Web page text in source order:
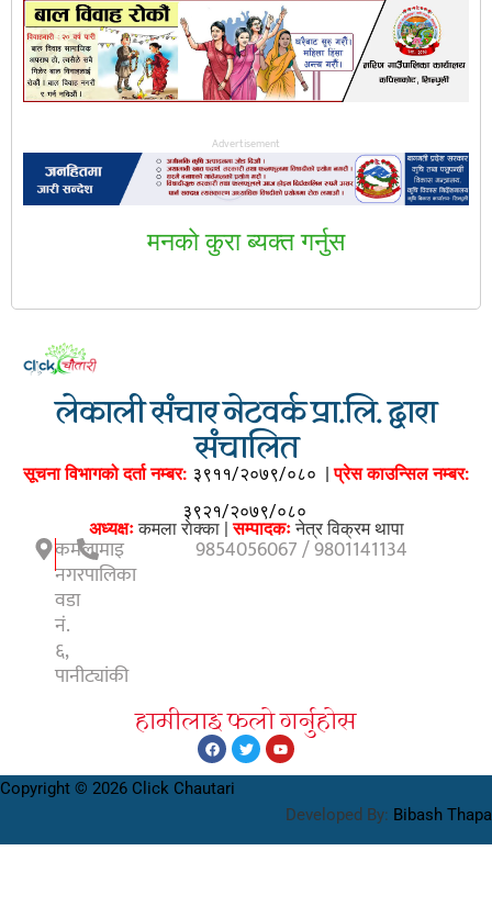
Advertisement
मनकाे कुरा ब्यक्त गर्नुस
लेकाली संचार नेटवर्क प्रा.लि. द्वारा
संचालित
सूचना विभागको दर्ता नम्बर: ३९११/२०७९/०८० |प्रेस काउन्सिल नम्बर:
३९२१/२०७९/०८०
अध्यक्षःकमला राेक्का |सम्पादकःनेत्र विक्रम थापा
कमलामाइ
नगरपालिका
वडा
नं.
६,
पानीट्यांकी
9854056067 / 9801141134
हामीलाइ फलाे गर्नुहाेस
Copyright © 2026 Click Chautari
Developed By: Bibash Thapa